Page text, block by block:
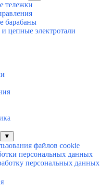
тележки
барабаны
цепные электротали
▼
файлов cookie
персональных данных
персональных данных